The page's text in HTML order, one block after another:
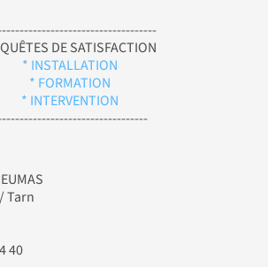
DE SATISFACTION
* INSTALLATION
* FORMATION
* INTERVENTION
Tarn
40